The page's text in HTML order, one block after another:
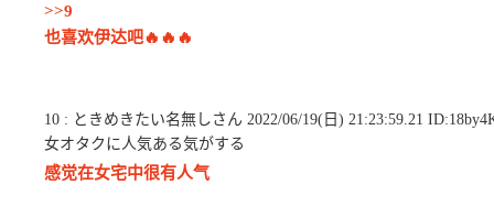
>>9
也喜欢伊达吧🔥🔥🔥
10 : ときめきたい名無しさん 2022/06/19(日) 21:23:59.21
女オタクに人気ある気がする
感觉在女宅中很有人气